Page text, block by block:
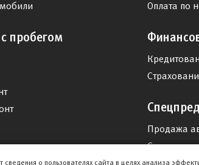
пробегом
Оплата по
Продажа
Сервис
о пользователях сайта в целях анализа